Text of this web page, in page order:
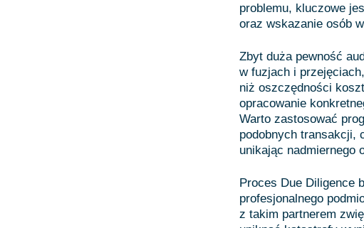
problemu, kluczowe
oraz wskazanie osób
Zbyt duża pewność
w fuzjach i
niż oszczędności
opracowanie
Warto zastosować
podobnych transakcji,
unikając nadmiernego
Proces Due Diligence
profesjonalnego
z takim partnerem